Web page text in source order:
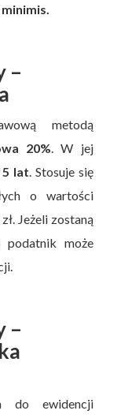
–
metodą
20% . W jej
5 lat . Stosuje się
o wartości
Jeżeli zostaną
podatnik może
–
do ewidencji